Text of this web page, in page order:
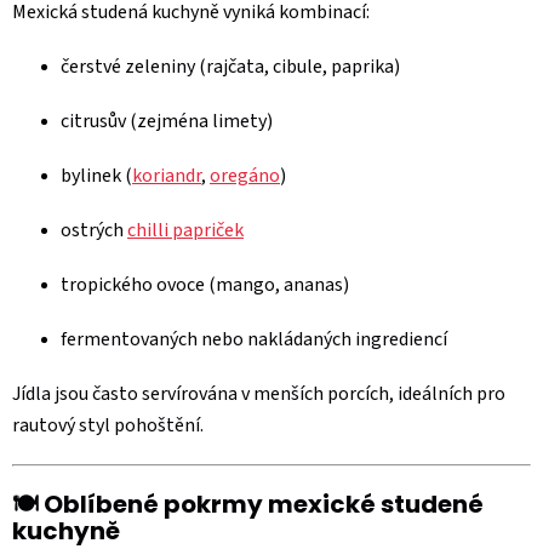
Mexická studená kuchyně vyniká kombinací:
čerstvé zeleniny (rajčata, cibule, paprika)
citrusův (zejména limety)
bylinek (koriandr,oregáno)
ostrýchchilli papriček
tropického ovoce (mango, ananas)
fermentovaných nebo nakládaných ingrediencí
Jídla jsou často servírována v menších porcích, ideálních pro
rautový styl pohoštění.
🍽 Oblíbené pokrmy mexické studené
kuchyně